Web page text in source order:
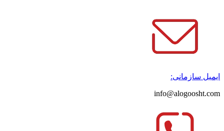
ایمیل سازمانی:
info@alogoosht.com